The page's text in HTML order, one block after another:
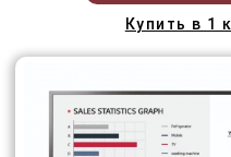
Купить в 1